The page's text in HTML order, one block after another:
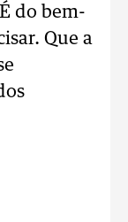
do bem-
Que a